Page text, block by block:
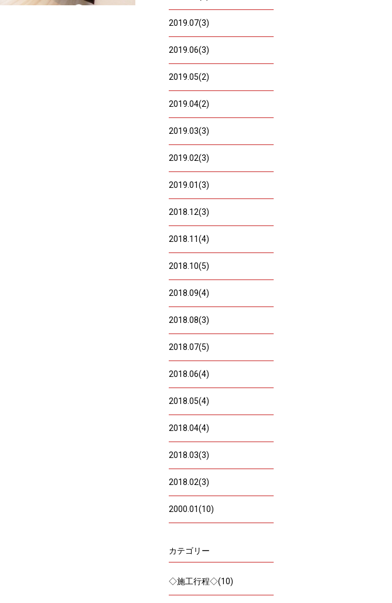
2019.07(3)
2019.06(3)
2019.05(2)
2019.04(2)
2019.03(3)
2019.02(3)
2019.01(3)
2018.12(3)
2018.11(4)
2018.10(5)
2018.09(4)
2018.08(3)
2018.07(5)
2018.06(4)
2018.05(4)
2018.04(4)
2018.03(3)
2018.02(3)
2000.01(10)
カテゴリー
◇施工行程◇(10)